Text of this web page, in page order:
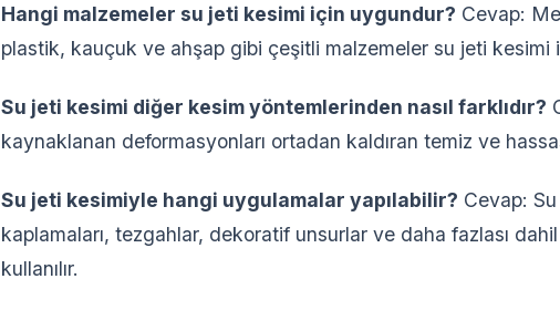
Hangi malzemeler su jeti kesimi için uygundur? Cevap:
plastik, kauçuk ve ahşap gibi çeşitli malzemeler su jeti kesimi
Su jeti kesimi diğer kesim yöntemlerinden nasıl farklıdır?
kaynaklanan deformasyonları ortadan kaldıran temiz ve
Su jeti kesimiyle hangi uygulamalar yapılabilir? Cevap:
kaplamaları, tezgahlar, dekoratif unsurlar ve daha fazlası
kullanılır.